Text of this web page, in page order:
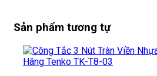
Sản phẩm tương tự